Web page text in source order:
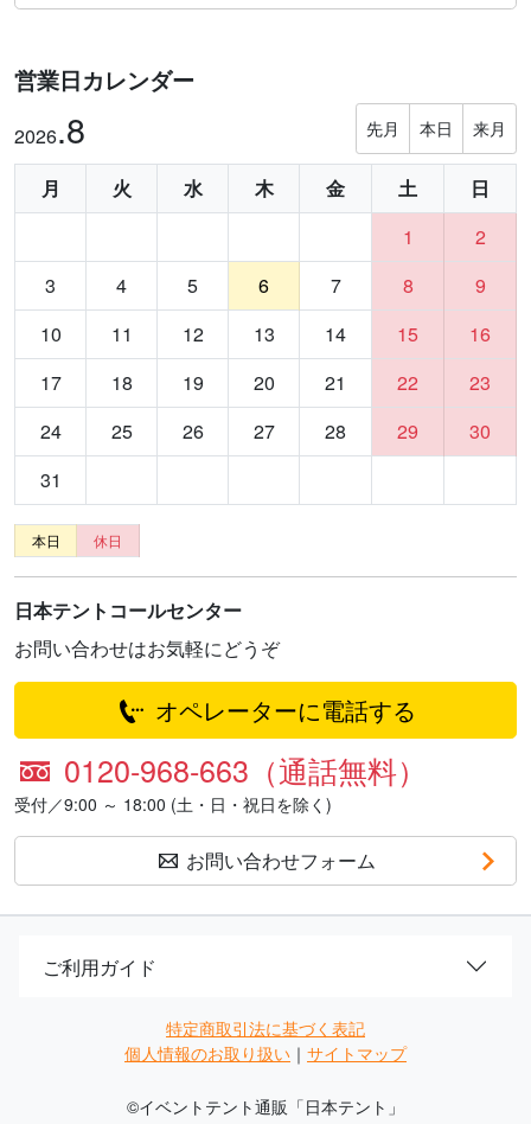
営業日カレンダー
2026.8 先月 本日 来月
月 火 水 木 金 土
日
1
2
3
4 5 6 7 8
9
10
11 12 13 14 15
16
17
18 19 20 21 22
23
24
25 26 27 28 29
30
31
本日 休日
日本テントコールセンター
お問い合わせはお気軽にどうぞ
オペレーターに電話する
0120-968-663（通話無料）
受付／9:00 ～ 18:00 (土・日・祝日を除く)
お問い合わせフォーム
ご利用ガイド
特定商取引法に基づく表記
個人情報のお取り扱い ｜ サイトマップ
©イベントテント通販「日本テント」